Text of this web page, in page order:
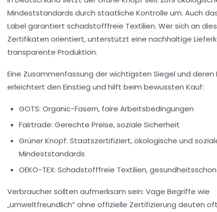
Mindeststandards durch staatliche Kontrolle um. Auch
Label garantiert schadstofffreie Textilien. Wer sich an
Zertifikaten orientiert, unterstützt eine nachhaltige
transparente Produktion.
Eine Zusammenfassung der wichtigsten Siegel und
erleichtert den Einstieg und hilft beim bewussten Kauf:
GOTS: Organic-Fasern, faire Arbeitsbedingungen
Fairtrade: Gerechte Preise, soziale Sicherheit
Grüner Knopf: Staatszertifiziert, ökologische und
Mindeststandards
OEKO-TEX: Schadstofffreie Textilien,
Verbraucher sollten aufmerksam sein: Vage Begriffe wie
„umweltfreundlich“ ohne offizielle Zertifizierung deuten